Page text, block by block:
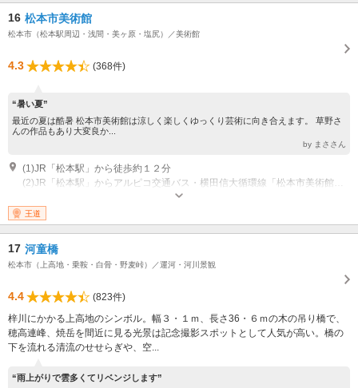
16 松本市美術館
松本市（松本駅周辺・浅間・美ヶ原・塩尻）／美術館
4.3 (368件)
“暑い夏”
最近の夏は酷暑 松本市美術館は涼しく楽しくゆっくり芸術に向き合えます。 草野さ
んの作品もあり大変良か...
by まささん
(1)JR「松本駅」から徒歩約１２分
開館時間：9:00～17:00 休館日：月曜日（祝日の場合はその翌日
王道
17 河童橋
松本市（上高地・乗鞍・白骨・野麦峠）／運河・河川景観
4.4
(823件)
梓川にかかる上高地のシンボル。幅３・１ｍ、長さ36・６ｍの木の吊り橋で、
穂高連峰、焼岳を間近に見る光景は記念撮影スポットとして人気が高い。橋の
下を流れる清流のせせらぎや、空...
“雨上がりで雲多くてリベンジします”